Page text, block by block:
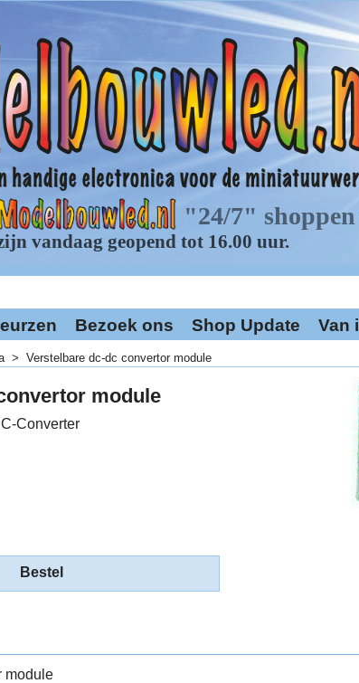
Bezoek ons Shop Update Van
> Verstelbare dc-dc convertor module
module
Converter
Bestel
module